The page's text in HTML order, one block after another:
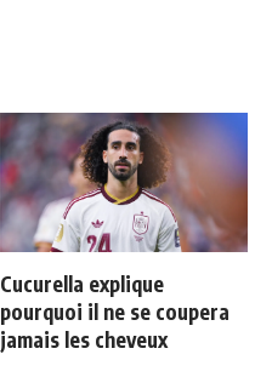
Cucurella explique
pourquoi il ne se coupera
jamais les cheveux